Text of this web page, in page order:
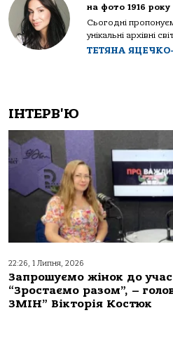
на фото 1916 року
Сьогодні
унікальні архівні
ТЕТЯНА
ІНТЕРВ'Ю
22:26, 1 Липня, 2026
Запрошуємо жінок до
“Зростаємо разом”, –
ЗМІН” Вікторія Костюк